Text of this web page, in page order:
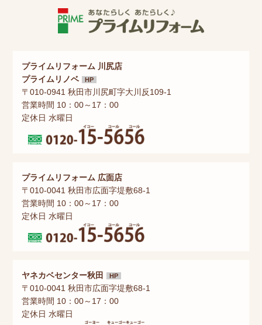
プライムリフォーム 川尻店
プライムリノベ
HP
〒010-0941 秋田市川尻町字大川反109-1
営業時間 10：00～17：00
定休日 水曜日
プライムリフォーム 広面店
〒010-0041 秋田市広面字堤敷68-1
営業時間 10：00～17：00
定休日 水曜日
ヤネカベセンター秋田 HP
〒010-0041 秋田市広面字堤敷68-1
営業時間 10：00～17：00
定休日 水曜日